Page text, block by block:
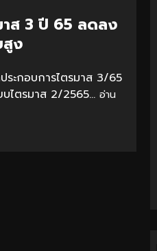
าส 3 ปี 65 ลดลง
สูง
ระกอบการไตรมาส 3/65
บไตรมาส 2/2565... อ่าน